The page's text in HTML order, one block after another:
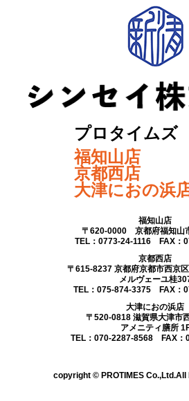
プロタイムズ
福知山店
京都西店
大津におの浜
福知山店
〒620-0000 京都府福知山
TEL：0773-24-1116 FAX：
京都西店
〒615-8237 京都府京都市西京
メルヴェーユ桂
TEL：075-874-3375 FAX：
大津におの浜店
〒520-0818 滋賀県大津市
アメニティ膳所
TEL：070-2287-8568 FAX：
copyright © PROTIMES